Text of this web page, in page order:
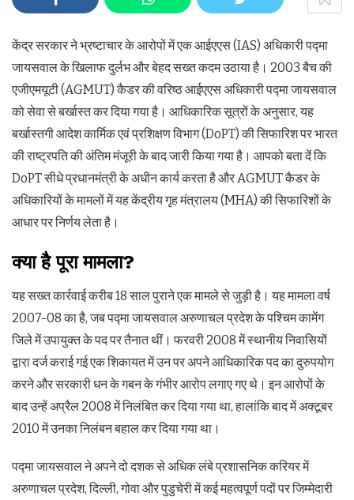
केंद्र सरकार ने भ्रष्टाचार के आरोपों में एक आईएएस (IAS) अधिकारी पद्मा
जायसवाल के खिलाफ दुर्लभ और बेहद सख्त कदम उठाया है। 2003 बैच की
एजीएमयूटी (AGMUT) कैडर की वरिष्ठ आईएएस अधिकारी पद्मा जायसवाल
को सेवा से बर्खास्त कर दिया गया है। आधिकारिक सूत्रों के अनुसार, यह
बर्खास्तगी आदेश कार्मिक एवं प्रशिक्षण विभाग (DoPT) की सिफारिश पर भारत
की राष्ट्रपति की अंतिम मंजूरी के बाद जारी किया गया है। आपको बता दें कि
DoPT सीधे प्रधानमंत्री के अधीन कार्य करता है और AGMUT कैडर के
अधिकारियों के मामलों में यह केंद्रीय गृह मंत्रालय (MHA) की सिफारिशों के
आधार पर निर्णय लेता है।
क्या है पूरा मामला?
यह सख्त कार्रवाई करीब 18 साल पुराने एक मामले से जुड़ी है। यह मामला वर्ष
2007-08 का है, जब पद्मा जायसवाल अरुणाचल प्रदेश के पश्चिम कामेंग
जिले में उपायुक्त के पद पर तैनात थीं। फरवरी 2008 में स्थानीय निवासियों
द्वारा दर्ज कराई गई एक शिकायत में उन पर अपने आधिकारिक पद का दुरुपयोग
करने और सरकारी धन के गबन के गंभीर आरोप लगाए गए थे। इन आरोपों के
बाद उन्हें अप्रैल 2008 में निलंबित कर दिया गया था, हालांकि बाद में अक्टूबर
2010 में उनका निलंबन बहाल कर दिया गया था।
पद्मा जायसवाल ने अपने दो दशक से अधिक लंबे प्रशासनिक करियर में
अरुणाचल प्रदेश, दिल्ली, गोवा और पुडुचेरी में कई महत्वपूर्ण पदों पर जिम्मेदारी